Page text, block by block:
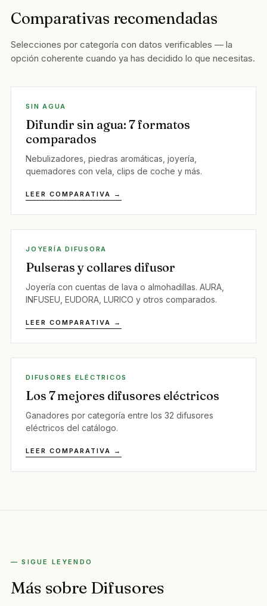
Comparativas recomendadas
Selecciones por categoría con datos verificables — la
opción coherente cuando ya has decidido lo que necesitas.
SIN AGUA
Difundir sin agua: 7 formatos
comparados
Nebulizadores, piedras aromáticas, joyería,
quemadores con vela, clips de coche y más.
LEER COMPARATIVA →
JOYERÍA DIFUSORA
Pulseras y collares difusor
Joyería con cuentas de lava o almohadillas. AURA,
INFUSEU, EUDORA, LURICO y otros comparados.
LEER COMPARATIVA →
DIFUSORES ELÉCTRICOS
Los 7 mejores difusores eléctricos
Ganadores por categoría entre los 32 difusores
eléctricos del catálogo.
LEER COMPARATIVA →
— SIGUE LEYENDO
Más sobre Difusores